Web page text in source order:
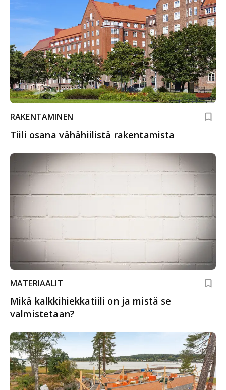
RAKENTAMINEN
Tiili osana vähähiilistä rakentamista
MATERIAALIT
Mikä kalkkihiekkatiili on ja mistä se
valmistetaan?